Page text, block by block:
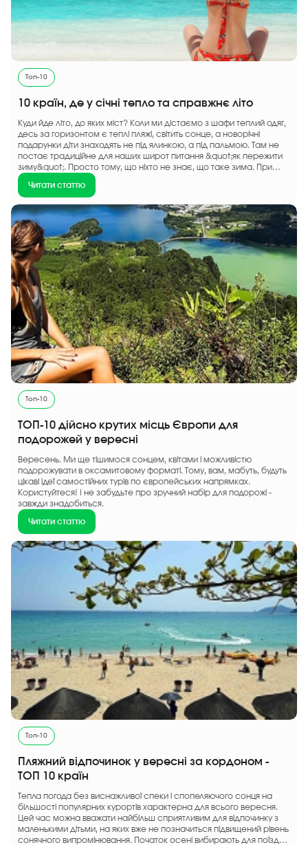
Топ-10
10 країн, де у січні тепло та справжнє літо
Куди йде літо, до яких міст? Коли ми дістаємо з шафи теплий одяг,
десь за горизонтом є теплі пляжі, світить сонце, а новорічні
подарунки діти знаходять не під ялинкою, а під пальмою. Там не
постає традиційне для наших широт питання &quot;як пережити
зиму&quot;. Просто тому, що ніхто не знає, що таке зима. При
цьому...
Читати статтю
Топ-10
ТОП-10 дійсно крутих місць Європи для
подорожей у вересні
Вересень. Ми ще тішимося сонцем, квітами і можливістю
подорожувати в оксамитовому форматі. Тому, вам, мабуть, будуть
цікаві ідеї самостійних турів по європейських напрямках.
Користуйтеся! І не забудьте про зручний набір для подорожі -
завжди знадобиться.
Читати статтю
Топ-10
Пляжний відпочинок у вересні за кордоном -
ТОП 10 країн
Тепла погода без виснажливої ​​спеки і спопеляючого сонця на
більшості популярних курортів характерна для всього вересня.
Цей час можна вважати найбільш сприятливим для відпочинку з
маленькими дітьми, на яких вже не позначиться підвищений рівень
сонячного випромінювання. Початок осені вибирають для поїздок